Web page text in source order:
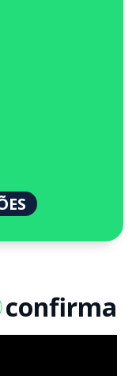
confirma